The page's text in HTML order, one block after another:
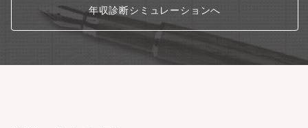
年収診断シミュレーションへ